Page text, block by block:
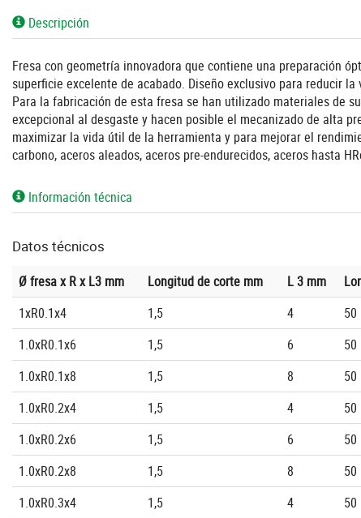
Descripción
Fresa con geometría innovadora que contiene una preparación
superficie excelente de acabado. Diseño exclusivo para reducir
Para la fabricación de esta fresa se han utilizado materiales de
excepcional al desgaste y hacen posible el mecanizado de alta
maximizar la vida útil de la herramienta y para mejorar el
carbono, aceros aleados, aceros pre-endurecidos, aceros hasta
Información técnica
Datos técnicos
Ø fresa x R x L3 mm Longitud de corte mm L 3 mm
1xR0.1x4
1,5 4 50
1.0xR0.1x6
1,5 6 50
1.0xR0.1x8
1,5 8 50
1.0xR0.2x4
1,5 4 50
1.0xR0.2x6
1,5 6 50
1.0xR0.2x8
1,5 8 50
1.0xR0.3x4
1,5 4 50